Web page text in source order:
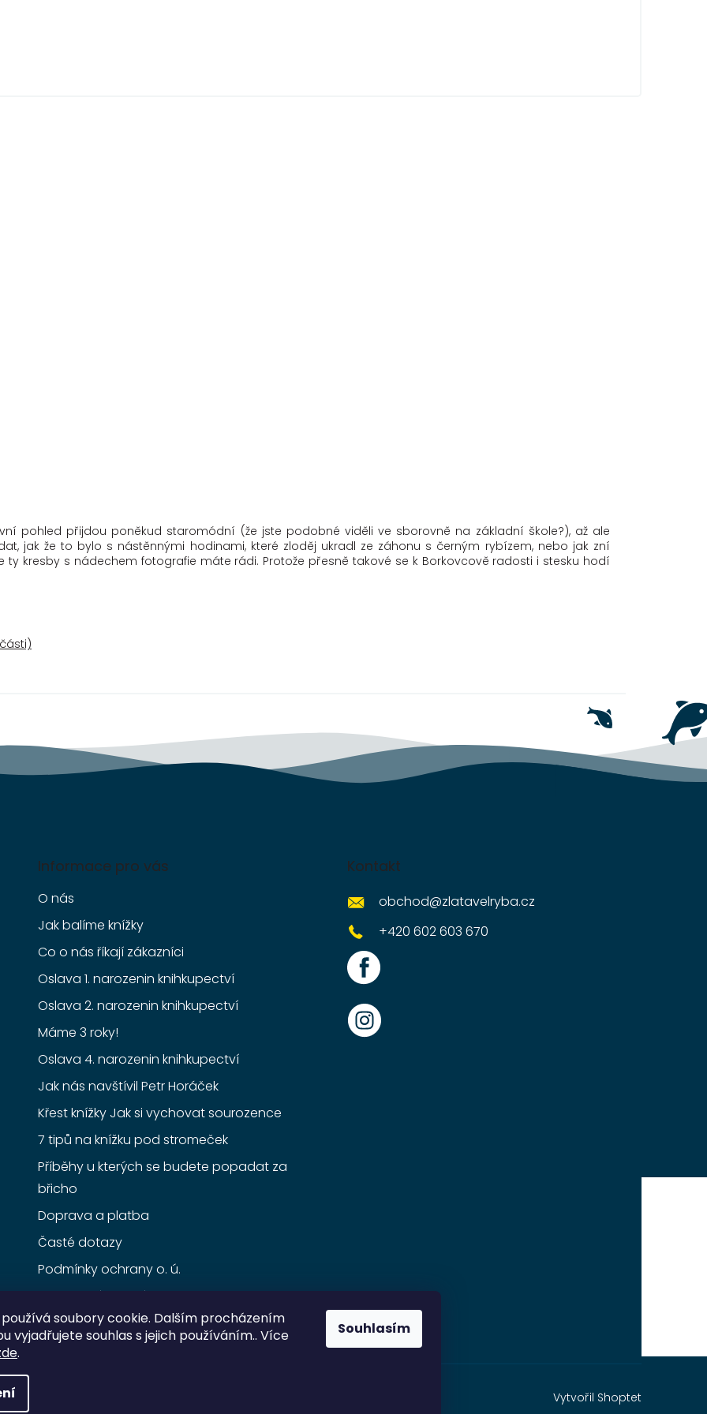
soubory cookie. Dalším procházením
vyjadřujete souhlas s jejich používáním.. Více
.
Souhlasím
pohled přijdou poněkud staromódní (že jste podobné viděli ve sborovně na základní škole?), až ale
jak že to bylo s nástěnnými hodinami, které zloděj ukradl ze záhonu s černým rybízem, nebo jak zní
kresby s nádechem fotografie máte rádi. Protože přesně takové se k Borkovcově radosti i stesku hodí
Informace pro vás
O nás
Jak balíme knížky
Co o nás říkají zákazníci
Oslava 1. narozenin knihkupectví
Oslava 2. narozenin knihkupectví
Máme 3 roky!
Oslava 4. narozenin knihkupectví
Jak nás navštívil Petr Horáček
Křest knížky Jak si vychovat sourozence
7 tipů na knížku pod stromeček
Příběhy u kterých se budete popadat za
břicho
Doprava a platba
Časté dotazy
Podmínky ochrany o. ú.
Obchodní podmínky
Kontakt
obchod@zlatavelryba.cz
+420 602 603 670
Vytvořil Shoptet